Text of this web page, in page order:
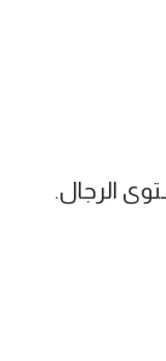
الرجال.